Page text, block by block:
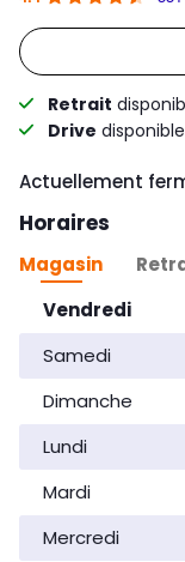
Retrait
Drive disponible
Actuellement
Horaires
Magasin
Day of the Week
Vendredi
Samedi
Dimanche
Lundi
Mardi
Mercredi